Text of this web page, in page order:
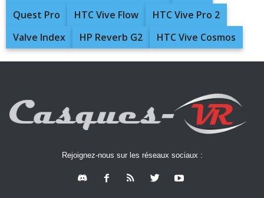
Quest Pro
HTC Vive Flow
HTC Vive Pro 2
Valve Index
HP Reverb G2 HTC Vive Cosmos
Rejoignez-nous sur les réseaux sociaux :